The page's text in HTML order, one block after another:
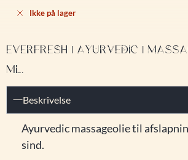
Ikke på lager
EVERFRESH | AYURVEDIC |
ML.
Beskrivelse
Ayurvedic massageolie til
sind.